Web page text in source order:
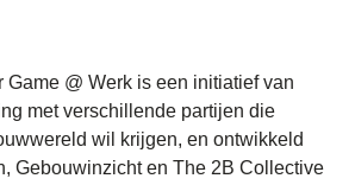
Game @ Werk is een initiatief van
met verschillende partijen die
wil krijgen, en ontwikkeld
Gebouwinzicht en The 2B Collective